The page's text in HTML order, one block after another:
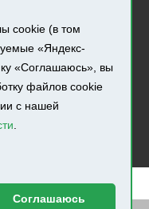
cookie (в том
«Яндекс-
«Соглашаюсь», вы
файлов cookie
с нашей
.
Соглашаюсь
сайта.